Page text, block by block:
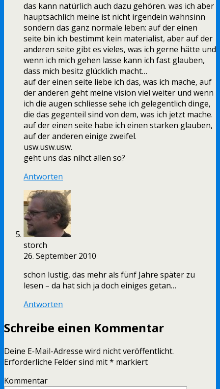
das kann natürlich auch dazu gehören. was ich aber
hauptsächlich meine ist nicht irgendein wahnsinn
sondern das ganz normale leben: auf der einen
seite bin ich bestimmt kein materialist, aber auf der
anderen seite gibt es vieles, was ich gerne hätte und
wenn ich mich gehen lasse kann ich fast glauben,
dass mich besitz glücklich macht…
auf der einen seite liebe ich das, was ich mache, auf
der anderen geht meine vision viel weiter und wenn
ich die augen schliesse sehe ich gelegentlich dinge,
die das gegenteil sind von dem, was ich jetzt mache.
auf der einen seite habe ich einen starken glauben,
auf der anderen einige zweifel.
usw.usw.usw.
geht uns das nihct allen so?
Antworten
storch
26. September 2010
schon lustig, das mehr als fünf Jahre später zu
lesen – da hat sich ja doch einiges getan…
Antworten
Schreibe einen Kommentar
Deine E-Mail-Adresse wird nicht veröffentlicht.
Erforderliche Felder sind mit* markiert
Kommentar